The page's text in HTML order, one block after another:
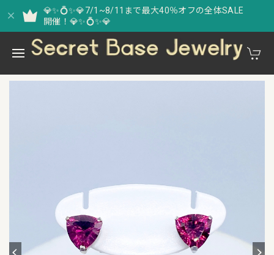
💎✨💍✨💎7/1~8/11まで最大40％オフの全体SALE
開催！💎✨💍✨💎